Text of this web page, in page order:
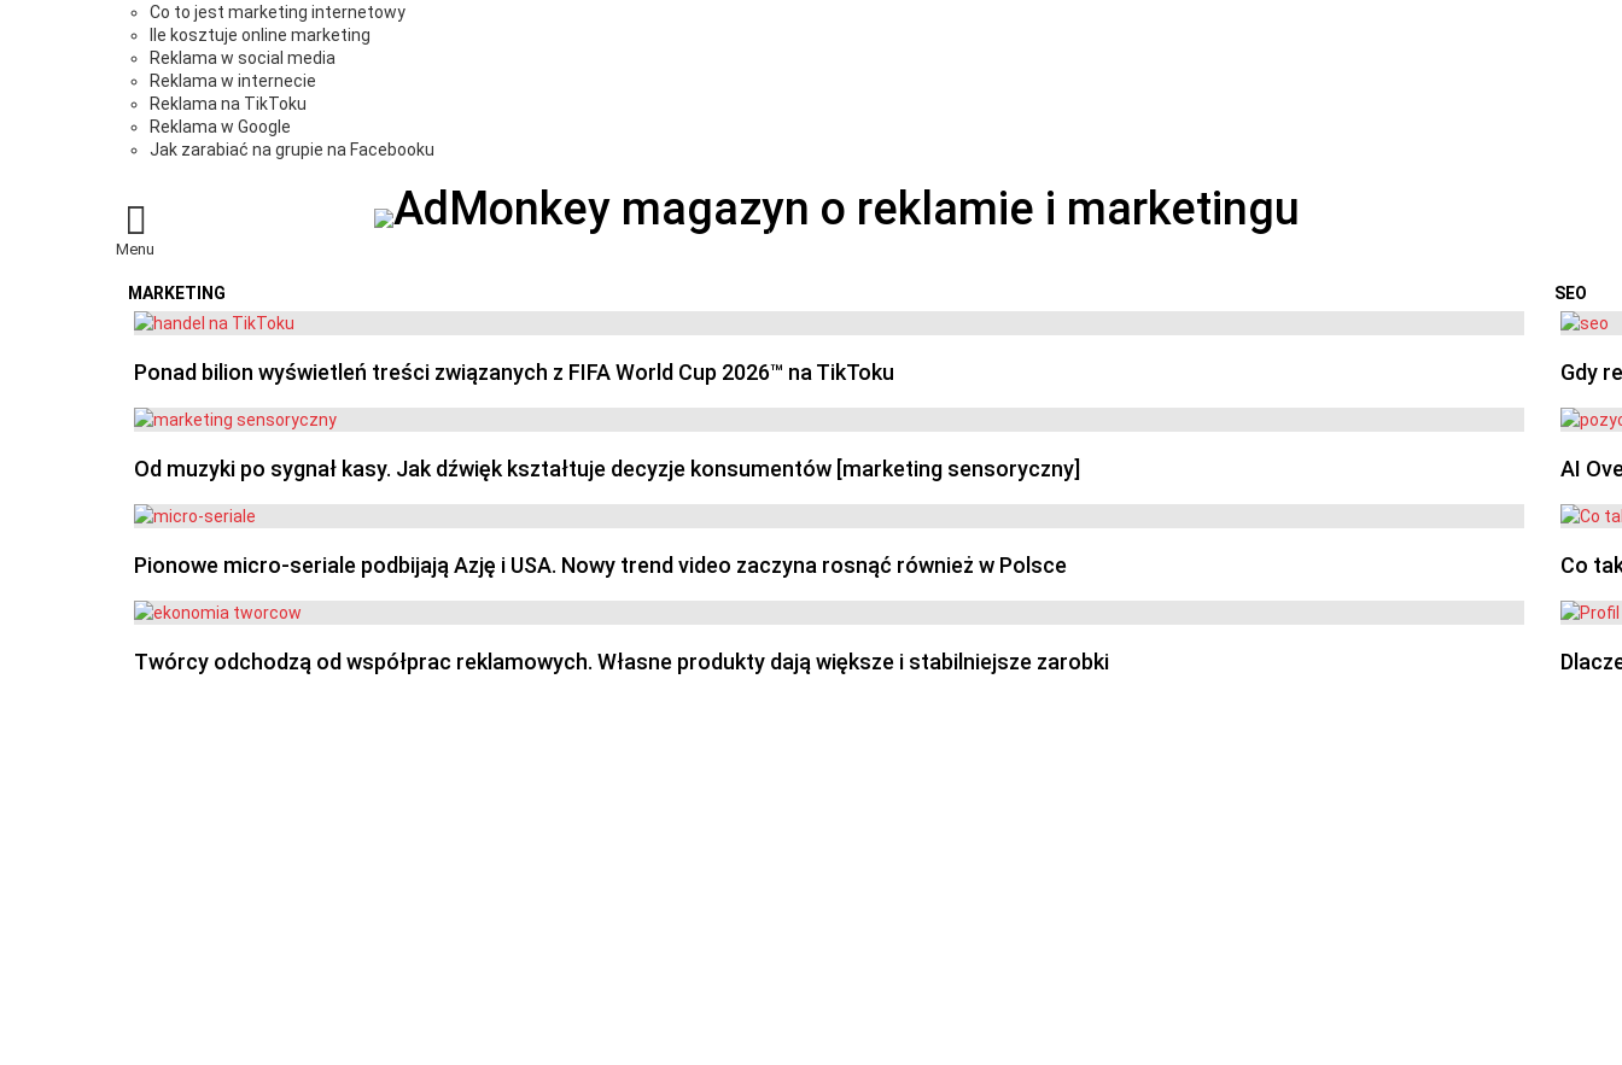
Co to jest marketing internetowy
Ile kosztuje online marketing
Reklama w social media
Reklama w internecie
Reklama na TikToku
Reklama w Google
Jak zarabiać na grupie na Facebooku
Menu magazyn o marketingu, reklamie i kreatywności
MARKETING
OSTATNIE
Ponad bilion wyświetleń treści związanych z FIFA World Cup 2026™ na TikToku
Od muzyki po sygnał kasy. Jak dźwięk kształtuje decyzje konsumentów [marketing sensoryczny]
Pionowe micro-seriale podbijają Azję i USA. Nowy trend video zaczyna rosnąć również w Polsce
Twórcy odchodzą od współprac reklamowych. Własne produkty dają większe i stabilniejsze zarobki
SEO
Gdy
AI
Co